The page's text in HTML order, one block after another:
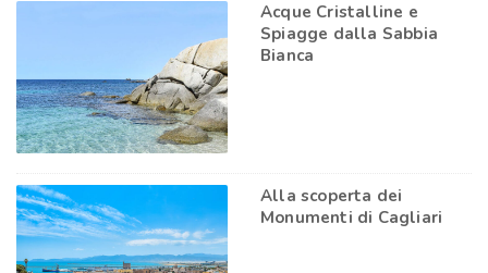
Acque Cristalline e
Spiagge dalla Sabbia
Bianca
Alla scoperta dei
Monumenti di Cagliari